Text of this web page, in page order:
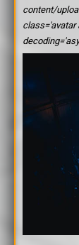
content/
class='avatar